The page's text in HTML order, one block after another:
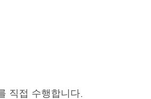
직접 수행합니다.